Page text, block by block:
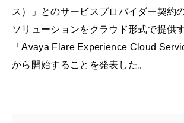
ス）」とのサービスプロバイダー契約
ソリューションをクラウド形式で提供
「Avaya Flare Experience Cloud
から開始することを発表した。